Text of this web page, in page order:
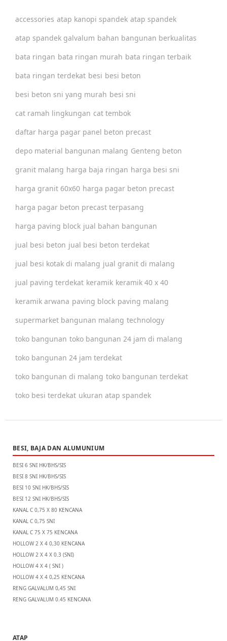
accessories atap kanopi spandek atap spandek
atap spandek galvalum bahan bangunan berkualitas
bata ringan bata ringan murah bata ringan terbaik
bata ringan terdekat besi besi beton
besi beton sni yang murah besi sni
cat ramah lingkungan cat tembok
daftar harga pagar panel beton precast
depo material bangunan malang Genteng beton
granit malang harga baja ringan harga besi sni
harga granit 60x60 harga pagar beton precast
harga pagar beton precast terpasang
harga paving block jual bahan bangunan
jual besi beton jual besi beton terdekat
jual besi kotak di malang jual granit di malang
jual paving terdekat keramik keramik 40 x 40
keramik arwana paving block paving malang
supermarket bangunan malang technology
toko bangunan toko bangunan 24 jam di malang
toko bangunan 24 jam terdekat
toko bangunan di malang toko bangunan terdekat
toko besi terdekat ukuran atap spandek
BESI, BAJA DAN ALUMUNIUM
BESI 6 SNI HK/BHS/SIS
BESI 8 SNI HK/BHS/SIS
BESI 10 SNI HK/BHS/SIS
BESI 12 SNI HK/BHS/SIS
KANAL C 0,75 X 80 KENCANA
KANAL C 0,75 SNI
KANAL C 75 X 75 KENCANA
HOLLOW 2 X 4 0,30 KENCANA
HOLLOW 2 X 4 X 0.3 (SNI)
HOLLOW 4 X 4 ( SNI )
HOLLOW 4 X 4 0,25 KENCANA
RENG GALVALUM 0,45 SNI
RENG GALVALUM 0.45 KENCANA
ATAP